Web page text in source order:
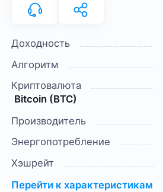
Доходность
Алгоритм
Криптовалюта
Bitcoin (BTC)
Производитель
Энергопотребление
Хэшрейт
Перейти к характеристикам